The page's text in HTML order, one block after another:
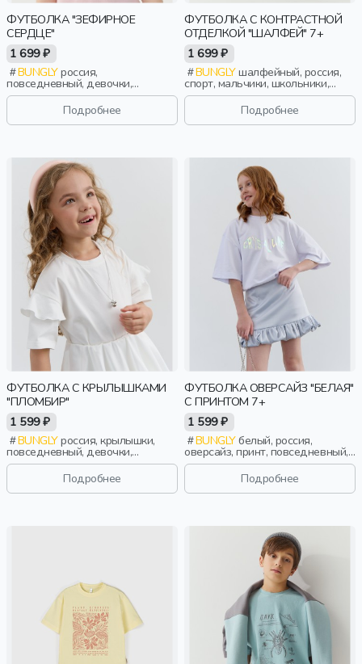
ФУТБОЛКА "ЗЕФИРНОЕ
СЕРДЦЕ"
1 699 ₽
BUNGLYроссия,
повседневный, девочки,
малыши, дошкольники, дети
Подробнее
ФУТБОЛКА С КОНТРАСТНОЙ
ОТДЕЛКОЙ "ШАЛФЕЙ" 7+
1 699 ₽
BUNGLYшалфейный, россия,
спорт, мальчики, школьники,
подростки, дети
Подробнее
ФУТБОЛКА С КРЫЛЫШКАМИ
"ПЛОМБИР"
1 599 ₽
BUNGLYроссия, крылышки,
повседневный, девочки,
малыши, дошкольники, дети
Подробнее
ФУТБОЛКА ОВЕРСАЙЗ "БЕЛАЯ"
С ПРИНТОМ 7+
1 599 ₽
BUNGLYбелый, россия,
оверсайз, принт, повседневный,
девочки, школьники, подростки,
Подробнее